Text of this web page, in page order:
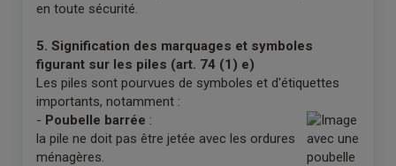
en toute sécurité.
5. Signification des marquages et symboles
figurant sur les piles (art. 74 (1) e)
Les piles sont pourvues de symboles et d'étiquettes
importants, notamment :
- Poubelle barrée :
la pile ne doit pas être jetée avec les ordures
ménagères.